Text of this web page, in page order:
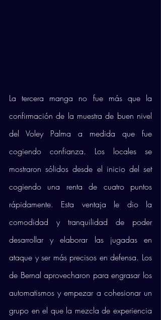
La tercera manga no fue más que la
confirmación de la muestra de buen nivel
del Voley Palma a medida que fue
cogiendo confianza. Los locales se
mostraron sólidos desde el inicio del set
cogiendo una renta de cuatro puntos
rápidamente. Esta ventaja le dio la
comodidad y tranquilidad de poder
desarrollar y elaborar las jugadas en
ataque y ser más precisos en defensa. Los
de Bernal aprovecharon para engrasar los
automatismos y empezar a cohesionar un
grupo en el que la mezcla de experiencia